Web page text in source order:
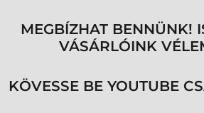
MEGBÍZHAT BENNÜNK!
VÁSÁRLÓINK
KÖVESSE BE YOUTUBE